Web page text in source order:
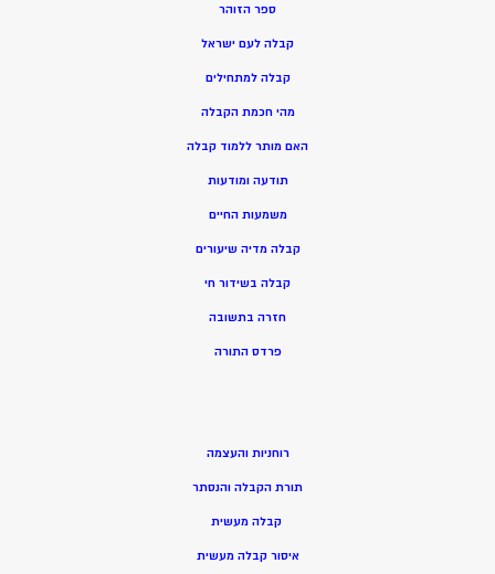
ספר הזוהר
קבלה לעם ישראל
קבלה למתחילים
מהי חכמת הקבלה
האם מותר ללמוד קבלה
תודעה ומודעות
משמעות החיים
קבלה מדיה שיעורים
קבלה בשידור חי
חזרה בתשובה
פרדס התורה
רוחניות והעצמה
תורת הקבלה והנסתר
קבלה מעשית
איסור קבלה מעשית